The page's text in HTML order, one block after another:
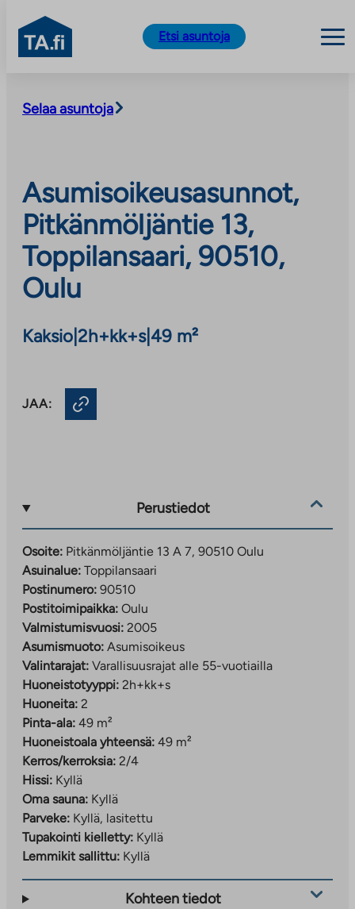
sisältöön
TA.fi
Etsi asuntoja
Selaa asuntoja
Asumisoikeusasunnot,
Pitkänmöljäntie 13,
Toppilansaari, 90510,
Oulu
Kaksio 2h+kk+s| 49 m²
JAA:
Perustiedot
Osoite: Pitkänmöljäntie 13 A 7, 90510 Oulu
Asuinalue: Toppilansaari
Postinumero: 90510
Postitoimipaikka: Oulu
Valmistumisvuosi: 2005
Asumismuoto: Asumisoikeus
Valintarajat: Varallisuusrajat alle 55-vuotiailla
Huoneistotyyppi: 2h+kk+s
Huoneita: 2
Pinta-ala: 49 m²
Huoneistoala yhteensä: 49 m²
Kerros/kerroksia: 2/4
Hissi: Kyllä
Oma sauna: Kyllä
Parveke: Kyllä, lasitettu
Tupakointi kielletty: Kyllä
Lemmikit sallittu: Kyllä
Kohteen tiedot